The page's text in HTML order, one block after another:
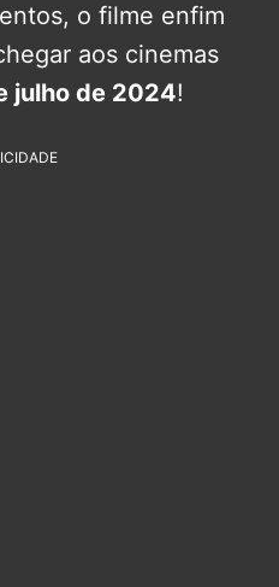
o filme enfim
aos cinemas
julho de 2024!